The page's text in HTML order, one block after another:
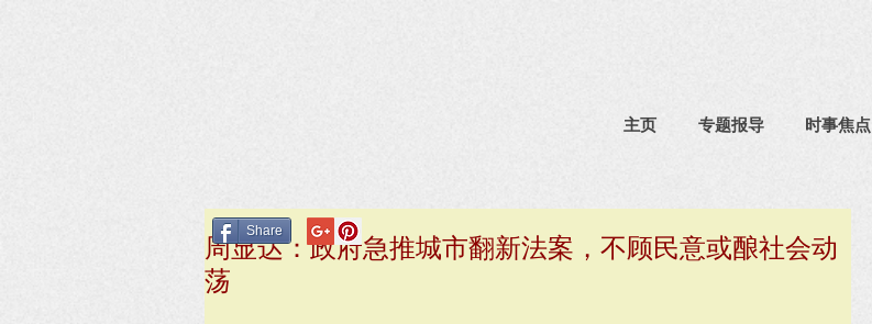
主页 专题报导 时事焦点
周显达：政府急推城市翻新法案，不顾民意或酿社会动
荡
Share